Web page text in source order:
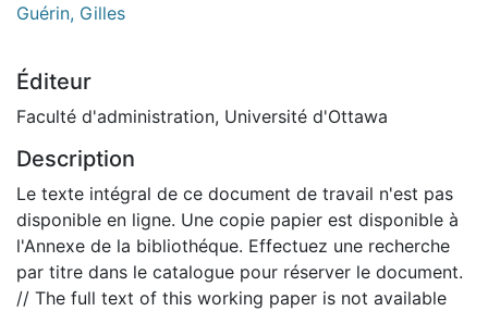
Guérin, Gilles
Éditeur
Faculté d'administration, Université d'Ottawa
Description
Le texte intégral de ce document de travail n'est pas
disponible en ligne. Une copie papier est disponible à
l'Annexe de la bibliothéque. Effectuez une recherche
par titre dans le catalogue pour réserver le document.
// The full text of this working paper is not available